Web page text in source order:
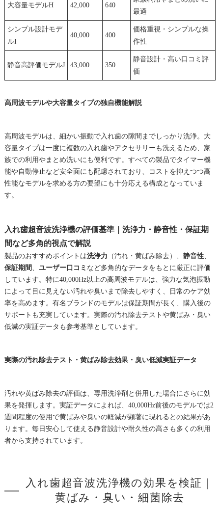
大容量モデルH 42,000 640
最適
シンプル設計モデ
ルI
40,000 400
価格重視・シンプルな操
作性
静音高評価モデルJ 43,000 350
静音設計・高い口コミ評
価
高周波モデルや大容量タイプの独自機能解説
高周波モデルは、細かい振動で入れ歯の隙間までしっかり洗浄。大
容量タイプは一度に複数の入れ歯やアクセサリーも洗えるため、家
族での利用やまとめ洗いにも便利です。すべての製品でタイマー機
能や自動停止など安全面にも配慮されており、コストを抑えつつ高
性能なモデルを求める方の要望にも十分応える構成となっていま
す。
入れ歯超音波洗浄機の評価基準｜洗浄力・静音性・保証期
間など多角的視点で解説
製品のおすすめポイントは洗浄力 （汚れ・黄ばみ除去）、 静音性、
保証期間
ユーザー口コミ など多角的なデータをもとに厳正に評価
しています。特に40,000Hz以上の高周波モデルは、強力な気泡振動
によって目に見えない汚れや臭いまで除去しやすく、日常のケア効
率を高めます。有名ブランドのモデルは保証期間が長く、購入後の
サポートも充実しています。実際の汚れ除去テストや黄ばみ・臭い
低減の実証データも参考基準としています。
実際の汚れ除去テスト・黄ばみ除去効果・臭い低減実証データ
汚れや黄ばみ除去の評価は、専用洗浄剤と併用した場合にさらに効
果を発揮します。実証データによれば、40,000Hz前後のモデルでは2
週間程度の使用で黄ばみや臭いの軽減が顕著に現れるとの結果があ
ります。毎日安心して使える静音設計や耐久性の高さも多くの利用
者から支持されています。
入れ歯超音波洗浄機の効果を検証｜
黄ばみ・臭い・細菌除去